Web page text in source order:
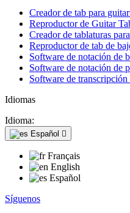
Creador de tab para
Reproductor de Guitar
Creador de tablaturas
Reproductor de tab de
Software de notación de
Software de notación de
Software de transcripción
Idiomas
Idioma:
Español 
Français
English
Español
Síguenos